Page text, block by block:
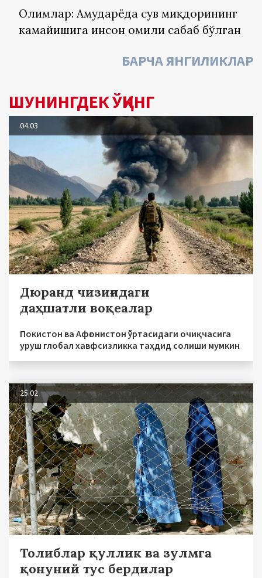
Олимлар: Амударёда сув миқдорининг
камайишига инсон омили сабаб бўлган
БАРЧА ЯНГИЛИКЛАР
ШУНИНГДЕК ЎҚИНГ
04.03
Дюранд чизиғидаги
даҳшатли воқеалар
Покистон ва Афғонистон ўртасидаги очиқчасига
уруш глобал хавфсизликка таҳдид солиши мумкин
25.02
Толиблар қуллик ва зулмга
қонуний тус бердилар